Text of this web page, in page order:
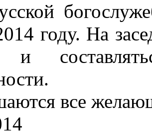
году. На
и
все